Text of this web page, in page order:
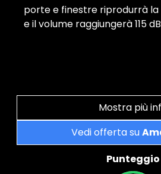
porte e finestre riprodurrà
e il volume raggiungerà 115
Mostra più
Vedi offerta su
Punteggio